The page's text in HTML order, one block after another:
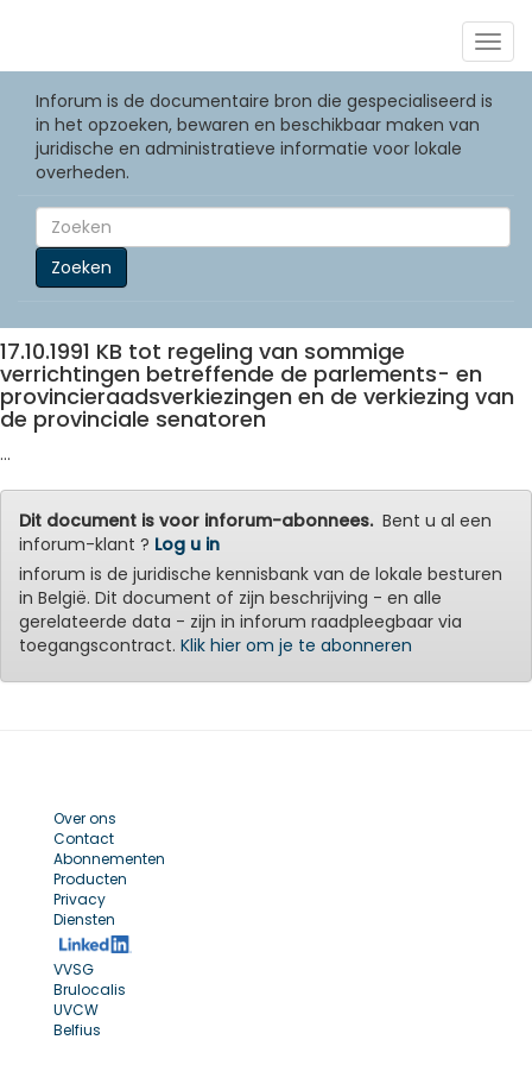
Inforum is de documentaire bron die gespecialiseerd is
in het opzoeken, bewaren en beschikbaar maken van
juridische en administratieve informatie voor lokale
overheden.
Zoeken
17.10.1991 KB tot regeling van sommige
verrichtingen betreffende de parlements- en
provincieraadsverkiezingen en de verkiezing van
de provinciale senatoren
...
Dit document is voor inforum-abonnees.Bent u al een
inforum-klant ? Log u in
inforum is de juridische kennisbank van de lokale besturen
in België. Dit document of zijn beschrijving - en alle
gerelateerde data - zijn in inforum raadpleegbaar via
toegangscontract. Klik hier om je te abonneren
Over ons
Contact
Abonnementen
Producten
Privacy
Diensten
VVSG
Brulocalis
UVCW
Belfius